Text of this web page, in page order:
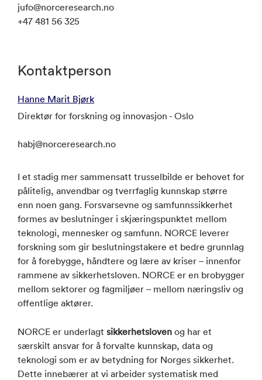
jufo@norceresearch.no
+47 481 56 325
Kontaktperson
Hanne Marit Bjørk
Direktør for forskning og innovasjon - Oslo
habj@norceresearch.no
I et stadig mer sammensatt trusselbilde er behovet for
pålitelig, anvendbar og tverrfaglig kunnskap større
enn noen gang. Forsvarsevne og samfunnssikkerhet
formes av beslutninger i skjæringspunktet mellom
teknologi, mennesker og samfunn. NORCE leverer
forskning som gir beslutningstakere et bedre grunnlag
for å forebygge, håndtere og lære av kriser – innenfor
rammene av sikkerhetsloven. NORCE er en brobygger
mellom sektorer og fagmiljøer – mellom næringsliv og
offentlige aktører.
NORCE er underlagt sikkerhetsloven og har et
særskilt ansvar for å forvalte kunnskap, data og
teknologi som er av betydning for Norges sikkerhet.
Dette innebærer at vi arbeider systematisk med